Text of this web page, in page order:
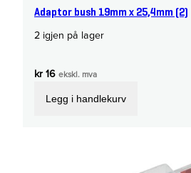
Adaptor bush 19mm x 25,4mm (2)
2 igjen på lager
kr16 ekskl. mva
Legg i handlekurv